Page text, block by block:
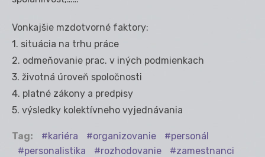
Vonkajšie mzdotvorné faktory:
1. situácia na trhu práce
2. odmeňovanie prac. v iných podmienkach
3. životná úroveň spoločnosti
4. platné zákony a predpisy
5. výsledky kolektívneho vyjednávania
Tag: kariéra organizovanie
personál
personalistika
rozhodovanie zamestnanci